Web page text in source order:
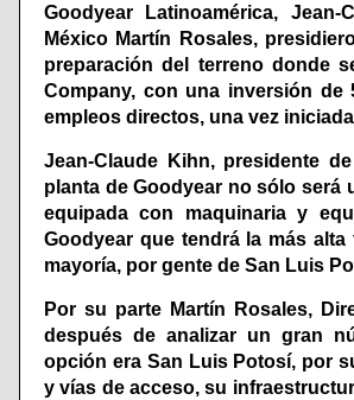
Goodyear Latinoamérica,
México Martín Rosales,
preparación del terreno donde
Company, con una inversión de
empleos directos, una vez
Jean-Claude Kihn, presidente
planta de Goodyear no sólo será
equipada con maquinaria y
Goodyear que tendrá la más
mayoría, por gente de San Luis
Por su parte Martín Rosales,
después de analizar un gran
opción era San Luis Potosí, por
y vías de acceso, su